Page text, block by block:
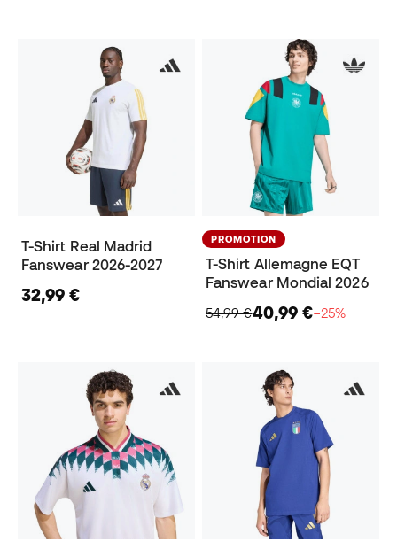
T-Shirt Real Madrid
Fanswear 2026-2027
32,99 €
PROMOTION
T-Shirt Allemagne EQT
Fanswear Mondial 2026
54,99 €40,99 €−25%